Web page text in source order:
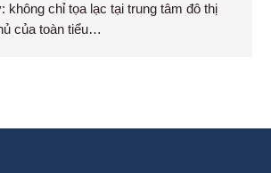
không chỉ tọa lạc tại trung tâm đô thị
của toàn tiểu…